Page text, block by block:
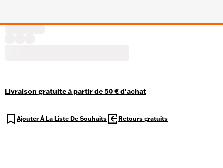
Livraison gratuite à partir de 50 € d'achat
Ajouter À La Liste De Souhaits Retours gratuits